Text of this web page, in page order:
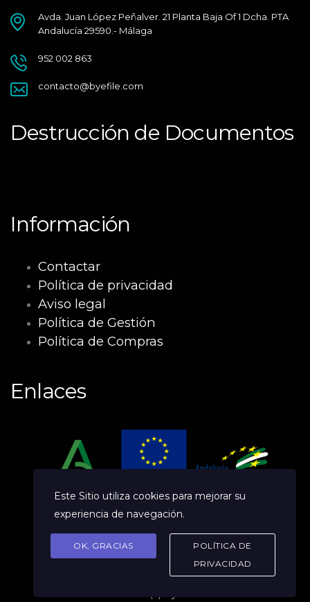
Avda. Juan López Peñalver. 21 Planta Baja Of 1 Dcha. PTA
Andalucía 29590.- Málaga
952 002 863
contacto@byefile.com
Destrucción de Documentos
Información
Contactar
Política de privacidad
Aviso legal
Política de Gestión
Política de Compras
Enlaces
Este Sitio utiliza cookies para mejorar su
experiencia de navegación.
OK, GRACIAS
POLÍTICA DE
PRIVACIDAD